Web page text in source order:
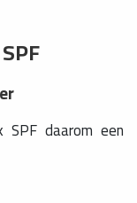
daarom een